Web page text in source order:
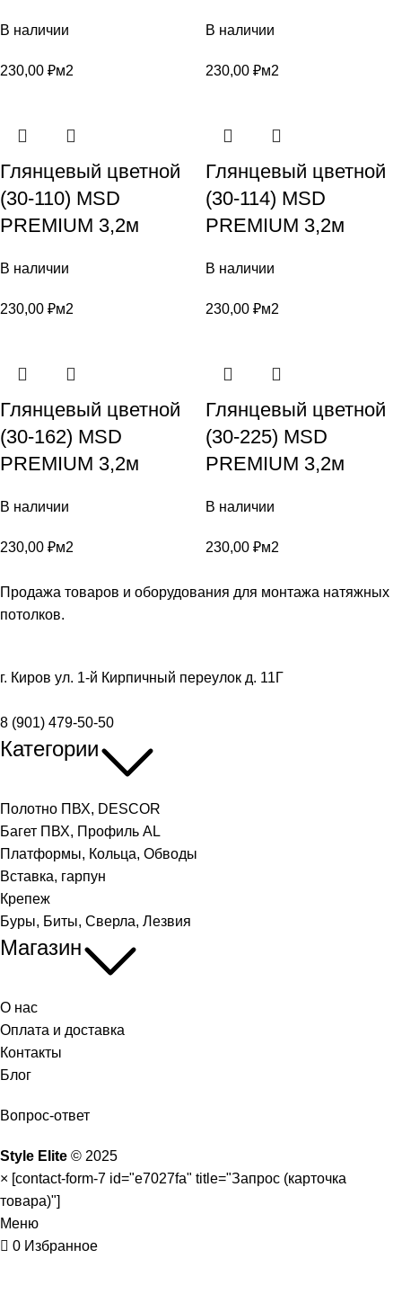
В наличии
230,00 ₽м2
В наличии
230,00 ₽м2
Глянцевый цветной
(30-110) MSD
PREMIUM 3,2м
В наличии
230,00 ₽м2
Глянцевый цветной
(30-114) MSD
PREMIUM 3,2м
В наличии
230,00 ₽м2
Глянцевый цветной
(30-162) MSD
PREMIUM 3,2м
В наличии
230,00 ₽м2
Глянцевый цветной
(30-225) MSD
PREMIUM 3,2м
В наличии
230,00 ₽м2
Продажа товаров и оборудования для монтажа натяжных
потолков.
г. Киров ул. 1-й Кирпичный переулок д. 11Г
8 (901) 479-50-50
Категории
Полотно ПВХ, DESCOR
Багет ПВХ, Профиль AL
Платформы, Кольца, Обводы
Вставка, гарпун
Крепеж
Буры, Биты, Сверла, Лезвия
Магазин
О нас
Оплата и доставка
Контакты
Блог
Вопрос-ответ
Style Elite © 2025
× [contact-form-7 id="e7027fa" title="Запрос (карточка
товара)"]
Меню
0 Избранное